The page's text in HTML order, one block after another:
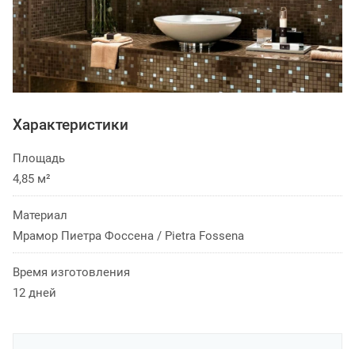
Характеристики
Площадь
4,85 м²
Материал
Мрамор Пиетра Фоссена / Pietra Fossena
Время изготовления
12 дней